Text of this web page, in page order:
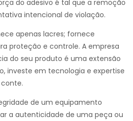
do adesivo é tal que a remoção
intencional de violação.
apenas lacres; fornece
proteção e controle. A empresa
do seu produto é uma extensão
investe em tecnologia e expertise
de um equipamento
a autenticidade de uma peça ou